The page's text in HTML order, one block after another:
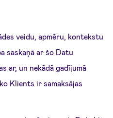
veidu, apmēru, kontekstu
saskaņā ar šo Datu
ar, un nekādā gadījumā
Klients ir samaksājas